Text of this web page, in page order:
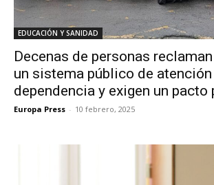
EDUCACIÓN Y SANIDAD
Decenas de personas
un sistema público de
dependencia y exigen un
Europa Press - 10 febrero, 2025